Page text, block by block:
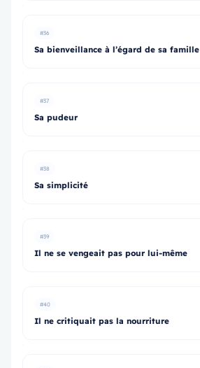
#36
Sa bienveillance à l’égard de sa famille
#37
Sa pudeur
#38
Sa simplicité
#39
Il ne se vengeait pas pour lui-même
#40
Il ne critiquait pas la nourriture